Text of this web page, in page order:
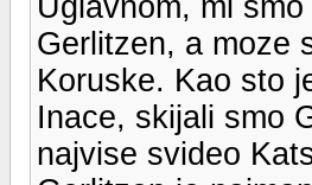
Gerlitzen, a moze
Koruske. Kao sto
Inace, skijali smo
najvise svideo